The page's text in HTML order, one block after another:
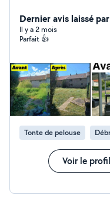
Rénovation Nettoyage, Démoussage de Toiture,
Facade, Terrasse, Peinture géneral Interieur, Exterieur
Transport et retrait de
Bois, Gravats,
Débarras de vos
Cave, Grenier, Jardins, ect..
contacter pour toute demande. DA
VOTRE SERVICE
Dernier avis laissé
Il y a 2 mois
Parfait 👍
Tonte de pelouse
Voir le profil